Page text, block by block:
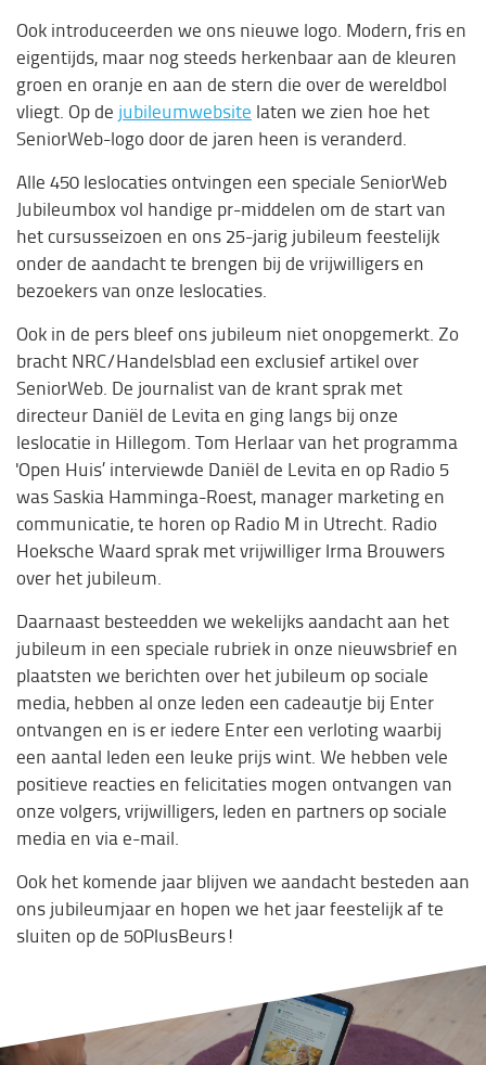
Ook introduceerden we ons nieuwe logo. Modern, fris en
eigentijds, maar nog steeds herkenbaar aan de kleuren
groen en oranje en aan de stern die over de wereldbol
vliegt. Op de jubileumwebsite laten we zien hoe het
SeniorWeb-logo door de jaren heen is veranderd.
Alle 450 leslocaties ontvingen een speciale SeniorWeb
Jubileumbox vol handige pr-middelen om de start van
het cursusseizoen en ons 25-jarig jubileum feestelijk
onder de aandacht te brengen bij de vrijwilligers en
bezoekers van onze leslocaties.
Ook in de pers bleef ons jubileum niet onopgemerkt. Zo
bracht NRC/Handelsblad een exclusief artikel over
SeniorWeb. De journalist van de krant sprak met
directeur Daniël de Levita en ging langs bij onze
leslocatie in Hillegom. Tom Herlaar van het programma
'Open Huis’ interviewde Daniël de Levita en op Radio 5
was Saskia Hamminga-Roest, manager marketing en
communicatie, te horen op Radio M in Utrecht. Radio
Hoeksche Waard sprak met vrijwilliger Irma Brouwers
over het jubileum.
Daarnaast besteedden we wekelijks aandacht aan het
jubileum in een speciale rubriek in onze nieuwsbrief en
plaatsten we berichten over het jubileum op sociale
media, hebben al onze leden een cadeautje bij Enter
ontvangen en is er iedere Enter een verloting waarbij
een aantal leden een leuke prijs wint. We hebben vele
positieve reacties en felicitaties mogen ontvangen van
onze volgers, vrijwilligers, leden en partners op sociale
media en via e-mail.
Ook het komende jaar blijven we aandacht besteden aan
ons jubileumjaar en hopen we het jaar feestelijk af te
sluiten op de 50PlusBeurs!